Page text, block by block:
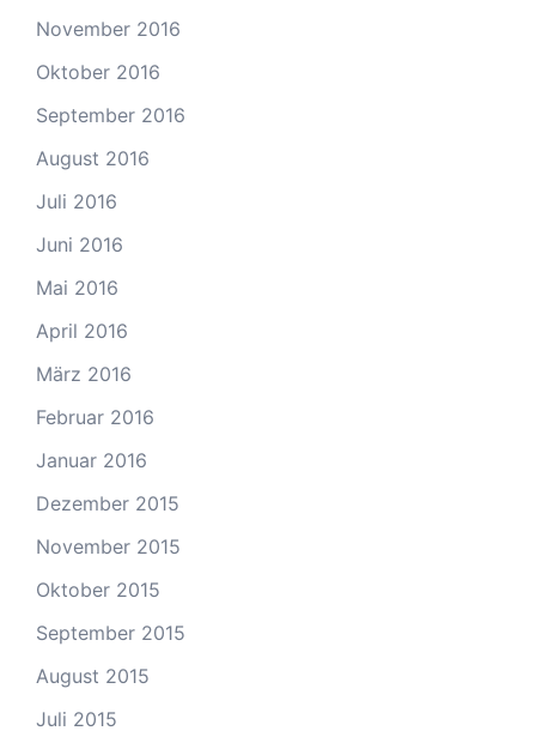
November 2016
Oktober 2016
September 2016
August 2016
Juli 2016
Juni 2016
Mai 2016
April 2016
März 2016
Februar 2016
Januar 2016
Dezember 2015
November 2015
Oktober 2015
September 2015
August 2015
Juli 2015